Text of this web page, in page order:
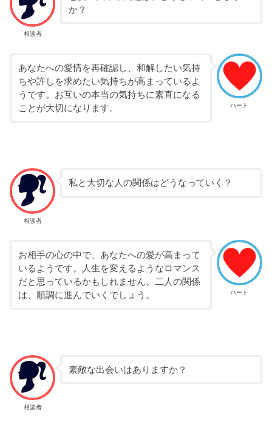
相談者
か？
ハート
あなたへの愛情を再確認し、和解したい気持
ちや許しを求めたい気持ちが高まっているよ
うです。お互いの本当の気持ちに素直になる
ことが大切になります。
相談者
私と大切な人の関係はどうなっていく？
ハート
お相手の心の中で、あなたへの愛が高まって
いるようです。人生を変えるようなロマンス
だと思っているかもしれません。二人の関係
は、順調に進んでいくでしょう。
相談者
素敵な出会いはありますか？